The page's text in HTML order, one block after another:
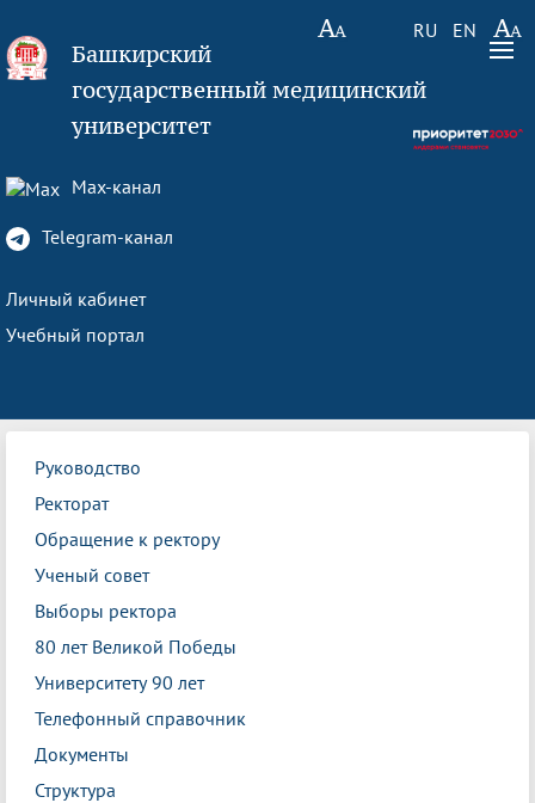
RU EN
Башкирский
государственный медицинский
университет
Max-канал
Telegram-канал
Личный кабинет
Учебный портал
Руководство
Ректорат
Обращение к ректору
Ученый совет
Выборы ректора
80 лет Великой Победы
Университету 90 лет
Телефонный справочник
Документы
Структура